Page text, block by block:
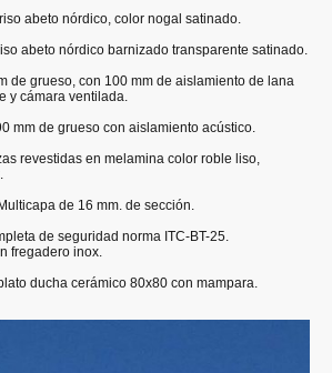
abeto nórdico, color nogal satinado.
abeto nórdico barnizado transparente satinado.
de grueso, con 100 mm de aislamiento de lana
y cámara ventilada.
mm de grueso con aislamiento acústico.
revestidas en melamina color roble liso,
de 16 mm. de sección.
de seguridad norma ITC-BT-25.
fregadero inox.
ducha cerámico 80x80 con mampara.